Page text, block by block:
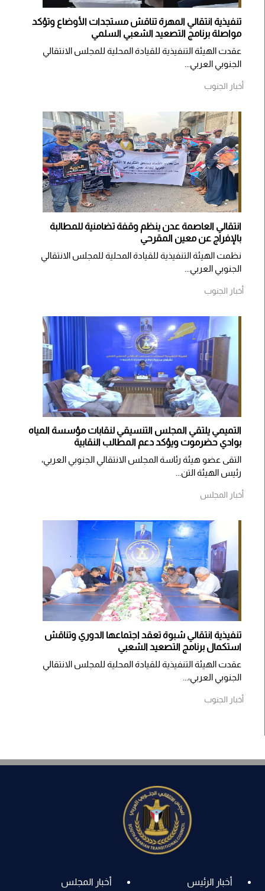
تنفيذية انتقالي المهرة تناقش مستجدات الأوضاع وتؤكد
مواصلة برنامج التصعيد الشعبي السلمي
عقدت الهيئة التنفيذية للقيادة المحلية للمجلس الانتقالي
الجنوبي العربي...
أخبار الجنوب
انتقالي العاصمة عدن ينظم وقفة تضامنية للمطالبة
بالإفراج عن معين المقرحي
نظمت الهيئة التنفيذية للقيادة المحلية للمجلس الانتقالي
الجنوبي العربي...
أخبار الجنوب
التميمي يلتقي المجلس التنسيقي لنقابات مؤسسة المياه
بوادي حضرموت ويؤكد دعم المطالب النقابية
التقى عضو هيئة رئاسة المجلس الانتقالي الجنوبي العربي،
رئيس الهيئة التن...
أخبار المجلس
تنفيذية انتقالي شبوة تعقد اجتماعها الدوري وتناقش
استكمال برنامج التصعيد الشعبي
عقدت الهيئة التنفيذية للقيادة المحلية للمجلس الانتقالي
الجنوبي العربي،...
أخبار الجنوب
أخبار الرئيس أخبار المجلس